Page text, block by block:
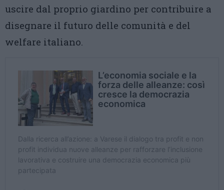
uscire dal proprio giardino per contribuire a
disegnare il futuro delle comunità e del
welfare italiano.